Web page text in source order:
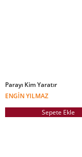
Parayı Kim Yaratır
ENGIN YILMAZ
Sepete Ekle